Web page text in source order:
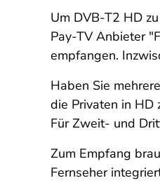
Um DVB-T2 HD
Pay-TV Anbieter
empfangen.
Haben Sie
die Privaten in HD
Für Zweit- und
Zum Empfang
Fernseher